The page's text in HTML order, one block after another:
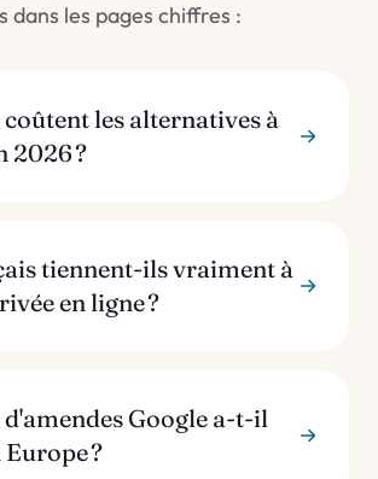
dans les pages chiffres :
les alternatives à
2026 ?
tiennent-ils vraiment à
en ligne ?
Google a-t-il
Europe ?